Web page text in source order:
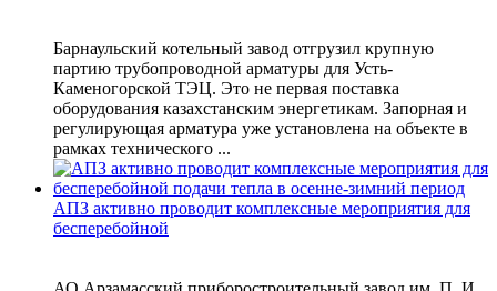
Барнаульский котельный завод отгрузил крупную
партию трубопроводной арматуры для Усть-
Каменогорской ТЭЦ. Это не первая поставка
оборудования казахстанским энергетикам. Запорная и
регулирующая арматура уже установлена на объекте в
рамках технического ...
АПЗ активно проводит комплексные мероприятия для
бесперебойной